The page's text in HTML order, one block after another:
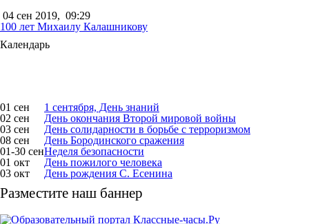
04 сен 2019, 09:29
100 лет Михаилу Калашникову
Календарь
01 сен
1 сентября, День знаний
02 сен
День окончания Второй мировой войны
03 сен
День солидарности в борьбе с терроризмом
08 сен
День Бородинского сражения
01-30 сенНеделя безопасности
01 окт
День пожилого человека
03 окт
День рождения С. Есенина
Разместите наш баннер